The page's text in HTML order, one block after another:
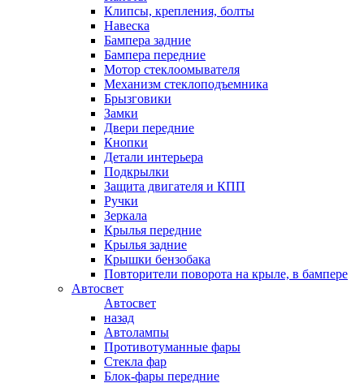
Клипсы, крепления, болты
Навеска
Бампера задние
Бампера передние
Мотор стеклоомывателя
Механизм стеклоподъемника
Брызговики
Замки
Двери передние
Кнопки
Детали интерьера
Подкрылки
Защита двигателя и КПП
Ручки
Зеркала
Крылья передние
Крылья задние
Крышки бензобака
Повторители поворота на крыле, в бампере
Автосвет
Автосвет
назад
Автолампы
Противотуманные фары
Стекла фар
Блок-фары передние